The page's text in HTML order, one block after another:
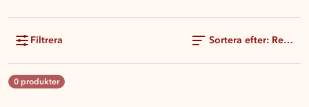
Filtrera Sortera efter:
0 produkter